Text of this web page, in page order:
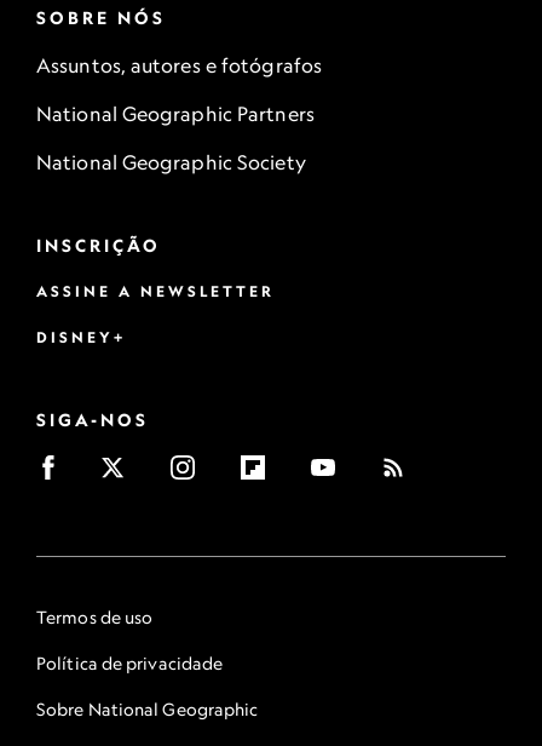
SOBRE NÓS
Assuntos, autores e fotógrafos
National Geographic Partners
National Geographic Society
INSCRIÇÃO
ASSINE A NEWSLETTER
DISNEY+
SIGA-NOS
Termos de uso
Política de privacidade
Sobre National Geographic